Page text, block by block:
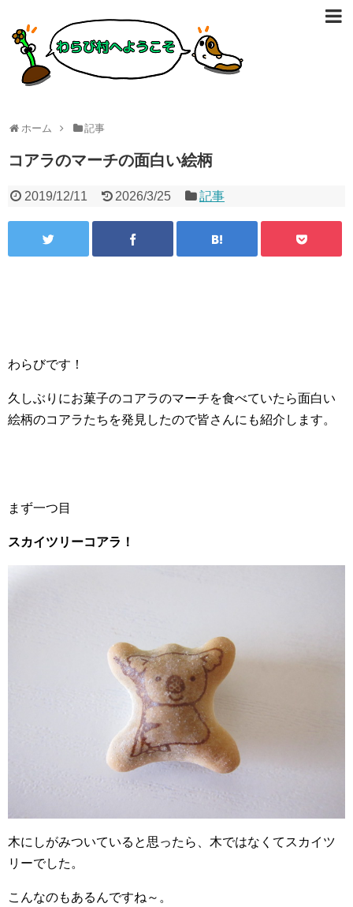
ホーム 記事
コアラのマーチの面白い絵柄
2019/12/11 2026/3/25 記事
わらびです！
久しぶりにお菓子のコアラのマーチを食べていたら面白い
絵柄のコアラたちを発見したので皆さんにも紹介します。
まず一つ目
スカイツリーコアラ！
木にしがみついていると思ったら、木ではなくてスカイツ
リーでした。
こんなのもあるんですね～。